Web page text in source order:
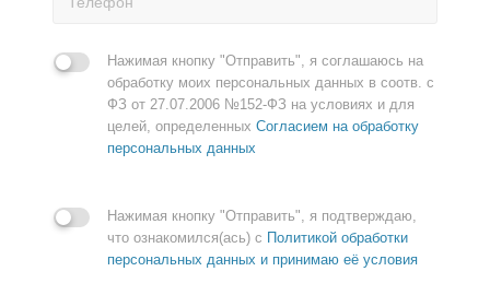
Нажимая кнопку "Отправить", я соглашаюсь на
обработку моих персональных данных в соотв. с
ФЗ от 27.07.2006 №152-ФЗ на условиях и для
целей, определенных Согласием на обработку
персональных данных
Нажимая кнопку "Отправить", я подтверждаю,
что ознакомился(ась) с Политикой обработки
персональных данных и принимаю её условия